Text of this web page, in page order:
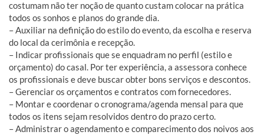
costumam não ter noção de quanto custam colocar na prática
todos os sonhos e planos do grande dia.
– Auxiliar na definição do estilo do evento, da escolha e reserva
do local da cerimônia e recepção.
– Indicar profissionais que se enquadram no perfil (estilo e
orçamento) do casal. Por ter experiência, a assessora conhece
os profissionais e deve buscar obter bons serviços e descontos.
– Gerenciar os orçamentos e contratos com fornecedores.
– Montar e coordenar o cronograma/agenda mensal para que
todos os itens sejam resolvidos dentro do prazo certo.
– Administrar o agendamento e comparecimento dos noivos aos